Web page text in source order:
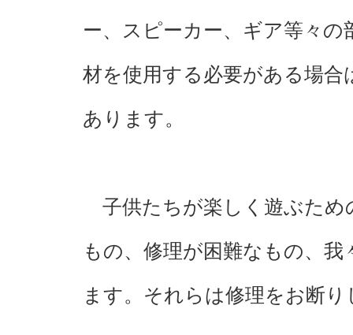
ー、スピーカー、ギア等々
材を使用する必要がある場
あります。
子供たちが楽しく遊ぶため
もの、修理が困難なもの、
ます。それらは修理をお断